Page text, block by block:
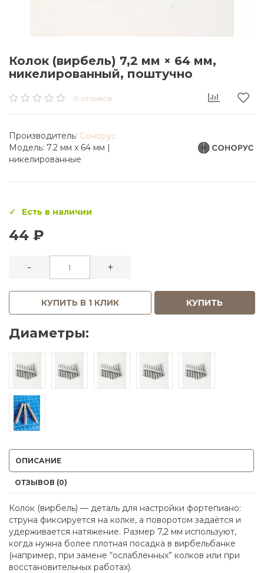
Колок (вирбель) 7,2 мм × 64 мм,
никелированный, поштучно
0 отзывов
Производитель: Сонорус
Модель: 7.2 мм x 64 мм |
никелированные
Есть в наличии
44 ₽
- +
КУПИТЬ В 1 КЛИК КУПИТЬ
Диаметры:
ОПИСАНИЕ
ОТЗЫВОВ (0)
Колок (вирбель) — деталь для настройки фортепиано:
струна фиксируется на колке, а поворотом задаётся и
удерживается натяжение. Размер 7,2 мм используют,
когда нужна более плотная посадка в вирбельбанке
(например, при замене “ослабленных” колков или при
восстановительных работах).